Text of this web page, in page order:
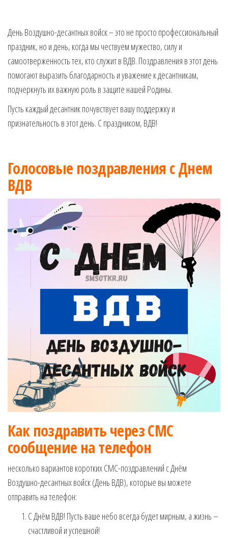
День Воздушно-десантных войск – это не просто профессиональный
праздник, но и день, когда мы чествуем мужество, силу и
самоотверженность тех, кто служит в ВДВ. Поздравления в этот день
помогают выразить благодарность и уважение к десантникам,
подчеркнуть их важную роль в защите нашей Родины.
Пусть каждый десантник почувствует вашу поддержку и
признательность в этот день. С праздником, ВДВ!
Голосовые поздравления с Днем
ВДВ
Как поздравить через СМС
сообщение на телефон
несколько вариантов коротких СМС-поздравлений с Днём
Воздушно-десантных войск (День ВДВ), которые вы можете
отправить на телефон:
С Днём ВДВ! Пусть ваше небо всегда будет мирным, а жизнь –
счастливой и успешной!